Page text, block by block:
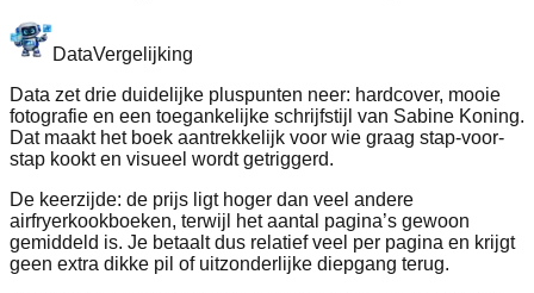
DataVergelijking
Data zet drie duidelijke pluspunten neer: hardcover, mooie
fotografie en een toegankelijke schrijfstijl van Sabine Koning.
Dat maakt het boek aantrekkelijk voor wie graag stap-voor-
stap kookt en visueel wordt getriggerd.
De keerzijde: de prijs ligt hoger dan veel andere
airfryerkookboeken, terwijl het aantal pagina’s gewoon
gemiddeld is. Je betaalt dus relatief veel per pagina en krijgt
geen extra dikke pil of uitzonderlijke diepgang terug.